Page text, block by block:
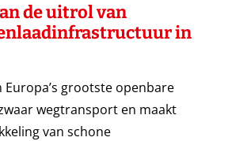
de uitrol van
in
grootste openbare
wegtransport en maakt
van schone